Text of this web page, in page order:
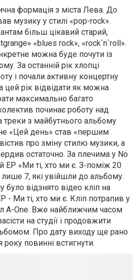
формація з міста Лева. До
музику у стилі «pop-rock».
більш цікавий старий,
«blues rock», «rock`n`roll».
можна буде почути із
За останній рік хлопці
і почали активну концертну
цей рік відвідати як можна
максимально багато
починає роботу над
з майбутнього альбому
«Цей день» став «першим
про зміну стилю музики, а
остаточно. За плечима у No
«Ми ті, хто ми є. З-поміж 20
лише 7, які увійшли до альбому.
відзнято відео кліп на
- Ми ті, хто ми є. Кліп потрапив у
A-One. Вже найближчим часом
на студії і продовжити
Про дату виходу ще рано
року повинні встигнути.